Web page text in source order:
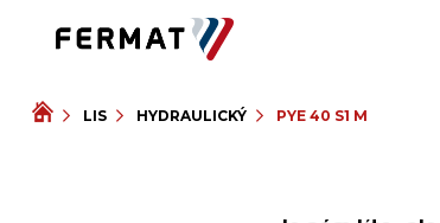
LIS HYDRAULICKÝ PYE 40 S1 M